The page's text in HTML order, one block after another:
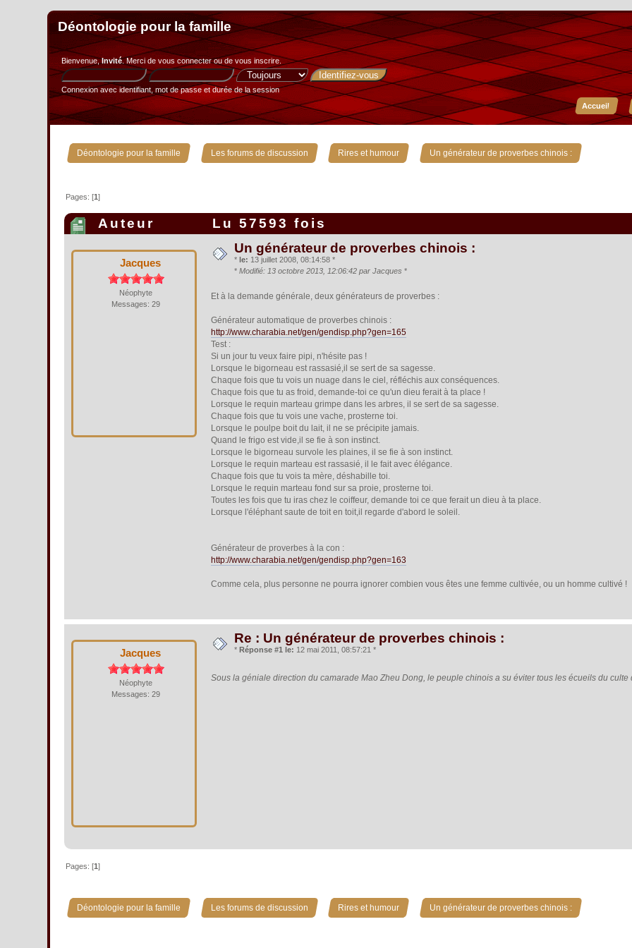
Déontologie pour la famille
Bienvenue,Invité. Merci devous connecterou devous inscrire.
Connexion avec identifiant, mot de passe et durée de la session
Accueil
Déontologie pour la famille » Les forums de discussion » Rires et humour » Un générateur de proverbes chinois :
Pages: [1]
Auteur Lu 57593 fois
Jacques
Néophyte
Messages: 29
Un générateur de proverbes chinois :
* le: 13 juillet 2008, 08:14:58 *
* Modifié: 13 octobre 2013, 12:06:42 par Jacques *
Et à la demande générale, deux générateurs de proverbes :
Générateur automatique de proverbes chinois :
http://www.charabia.net/gen/gendisp.php?gen=165
Test :
Si un jour tu veux faire pipi, n'hésite pas !
Lorsque le bigorneau est rassasié,il se sert de sa sagesse.
Chaque fois que tu vois un nuage dans le ciel, réfléchis aux conséquences.
Chaque fois que tu as froid, demande-toi ce qu'un dieu ferait à ta place !
Lorsque le requin marteau grimpe dans les arbres, il se sert de sa sagesse.
Chaque fois que tu vois une vache, prosterne toi.
Lorsque le poulpe boit du lait, il ne se précipite jamais.
Quand le frigo est vide,il se fie à son instinct.
Lorsque le bigorneau survole les plaines, il se fie à son instinct.
Lorsque le requin marteau est rassasié, il le fait avec élégance.
Chaque fois que tu vois ta mère, déshabille toi.
Lorsque le requin marteau fond sur sa proie, prosterne toi.
Toutes les fois que tu iras chez le coiffeur, demande toi ce que ferait un dieu à ta place.
Lorsque l'éléphant saute de toit en toit,il regarde d'abord le soleil.
Générateur de proverbes à la con :
http://www.charabia.net/gen/gendisp.php?gen=163
Comme cela, plus personne ne pourra ignorer combien vous êtes une femme cultivée, ou un homme cultivé !
Jacques
Néophyte
Messages: 29
Re : Un générateur de proverbes chinois :
* Réponse #1 le: 12 mai 2011, 08:57:21 *
Sous la géniale direction du camarade Mao Zheu Dong, le peuple chinois a su éviter tous les écueils du culte
Pages: [1]
Déontologie pour la famille » Les forums de discussion » Rires et humour » Un générateur de proverbes chinois :